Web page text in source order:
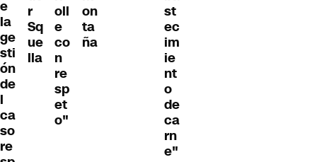
e
la
ge
sti
ón
de
l
ca
so
re
r
Sq
ue
lla
oll
e
co
n
re
sp
et
o"
on
ta
ña
st
ec
im
ie
nt
o
de
ca
rn
e"